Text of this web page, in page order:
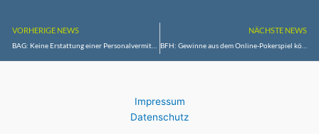
VORHERIGE NEWS
BAG: Keine Erstattung einer Personalvermittlungsprovision durch den Arbeitnehmer
NÄCHSTE NEWS
BFH: Gewinne aus dem Online-Pokerspiel können der Einkommensteuer unterliegen
Impressum
Datenschutz